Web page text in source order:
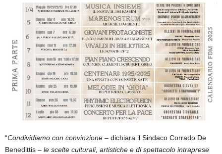
“Condividiamo con convinzione – dichiara il Sindaco Corrado De
Benedittis – le scelte culturali, artistiche e di spettacolo intraprese